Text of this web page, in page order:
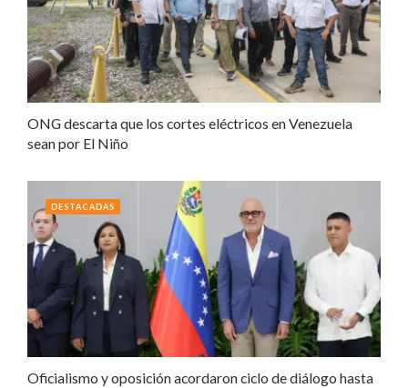
ONG descarta que los cortes eléctricos en Venezuela
sean por El Niño
Oficialismo y oposición acordaron ciclo de diálogo hasta
DESTACADAS